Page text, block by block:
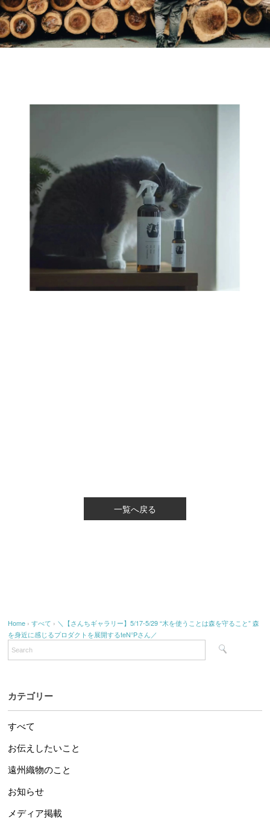
一覧へ戻る
Home ›すべて › ＼【さんちギャラリー】5/17-5/29 “木を使うことは森を守ること” 森
を身近に感じるプロダクトを展開するteN°Pさん／
カテゴリー
すべて
お伝えしたいこと
遠州織物のこと
お知らせ
メディア掲載